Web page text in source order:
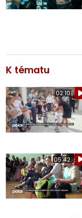
K tématu
02:10
05:42